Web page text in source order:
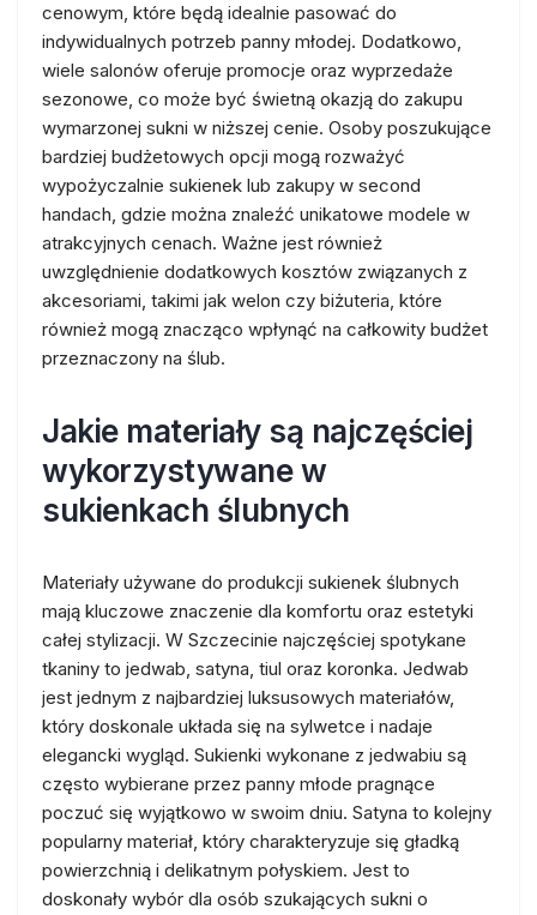
cenowym, które będą idealnie pasować do
indywidualnych potrzeb panny młodej. Dodatkowo,
wiele salonów oferuje promocje oraz wyprzedaże
sezonowe, co może być świetną okazją do zakupu
wymarzonej sukni w niższej cenie. Osoby poszukujące
bardziej budżetowych opcji mogą rozważyć
wypożyczalnie sukienek lub zakupy w second
handach, gdzie można znaleźć unikatowe modele w
atrakcyjnych cenach. Ważne jest również
uwzględnienie dodatkowych kosztów związanych z
akcesoriami, takimi jak welon czy biżuteria, które
również mogą znacząco wpłynąć na całkowity budżet
przeznaczony na ślub.
Jakie materiały są najczęściej
wykorzystywane w
sukienkach ślubnych
Materiały używane do produkcji sukienek ślubnych
mają kluczowe znaczenie dla komfortu oraz estetyki
całej stylizacji. W Szczecinie najczęściej spotykane
tkaniny to jedwab, satyna, tiul oraz koronka. Jedwab
jest jednym z najbardziej luksusowych materiałów,
który doskonale układa się na sylwetce i nadaje
elegancki wygląd. Sukienki wykonane z jedwabiu są
często wybierane przez panny młode pragnące
poczuć się wyjątkowo w swoim dniu. Satyna to kolejny
popularny materiał, który charakteryzuje się gładką
powierzchnią i delikatnym połyskiem. Jest to
doskonały wybór dla osób szukających sukni o